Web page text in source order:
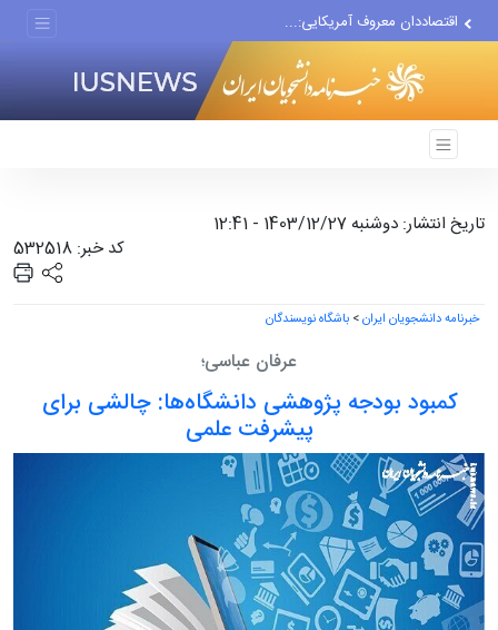
اقتصاددان معروف آمریکایی:...
تاریخ انتشار: دوشنبه 1403/12/27 - 12:41
کد خبر: 532518
خبرنامه دانشجویان ایران> باشگاه نویسندگان
عرفان عباسی؛
کمبود بودجه پژوهشی دانشگاه‌ها: چالشی برای
پیشرفت علمی